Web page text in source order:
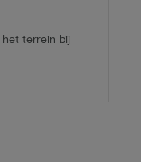
terrein bij